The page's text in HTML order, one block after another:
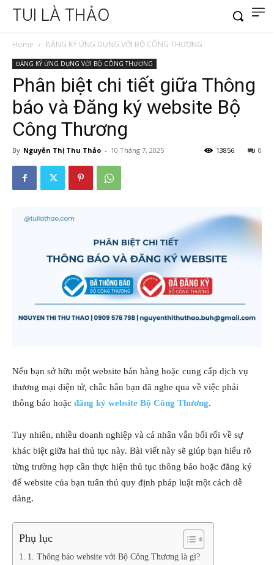
TUI LÀ THẢO
Home ĐĂNG KÝ ỨNG DỤNG VỚI BỘ CÔNG THƯƠNG
ĐĂNG KÝ ỨNG DỤNG VỚI BỘ CÔNG THƯƠNG
Phân biệt chi tiết giữa Thông
báo và Đăng ký website Bộ
Công Thương
By Nguyễn Thị Thu Thảo - 10 Tháng 7, 2025 0
13856
Nếu bạn sở hữu một website bán hàng hoặc cung cấp dịch vụ
thương mại điện tử, chắc hẳn bạn đã nghe qua về việc phải
thông báo hoặc đăng ký website Bộ Công Thương.
Tuy nhiên, nhiều doanh nghiệp và cá nhân vẫn bối rối về sự
khác biệt giữa hai thủ tục này. Bài viết này sẽ giúp bạn hiểu rõ
từng trường hợp cần thực hiện thủ tục thông báo hoặc đăng ký
để website của bạn tuân thủ quy định pháp luật một cách dễ
dàng.
Phụ lục
1. Thông báo website với Bộ Công Thương là gì?